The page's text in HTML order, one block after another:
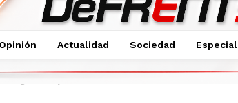
Opinión Actualidad Sociedad Especial
concluyen estudios con el...